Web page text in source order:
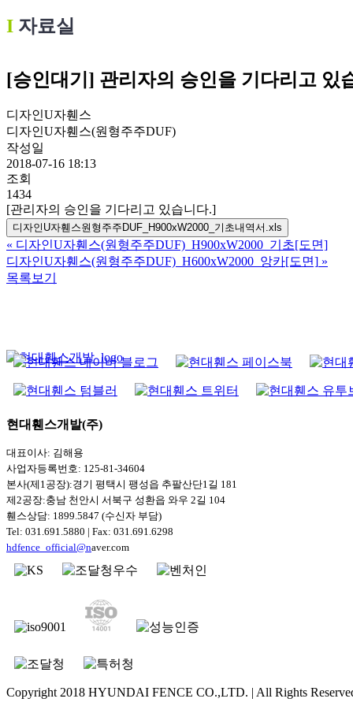
Ι 자료실
[승인대기] 관리자의 승인을 기다리고 있
디자인U자휀스
디자인U자휀스(원형주주DUF)
작성일
2018-07-16 18:13
조회
1434
[관리자의 승인을 기다리고 있습니다.]
디자인U자휀스원형주주DUF_H900xW2000_기초내역서.xls
« 디자인U자휀스(원형주주DUF)_H900xW2000_기초[도면]
디자인U자휀스(원형주주DUF)_H600xW2000_앙카[도면] »
목록보기
현대휀스개발(주)
대표이사: 김해용
사업자등록번호: 125-81-34604
본사(제1공장):경기 평택시 팽성읍 추팔산단1길 181
제2공장:충남 천안시 서북구 성환읍 와우 2길 104
휀스상담: 1899.5847 (수신자 부담)
Tel: 031.691.5880 | Fax: 031.691.6298
hdfence_official@naver.com
Copyright 2018 HYUNDAI FENCE CO.,LTD. | All Rights